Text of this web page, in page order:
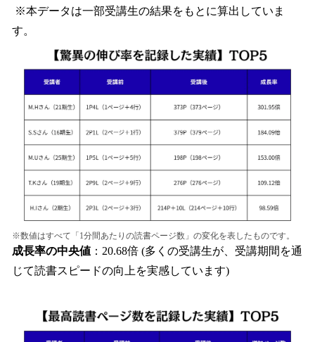
※本データは一部受講生の結果をもとに算出していま
す。
※数値はすべて「1分間あたりの読書ページ数」の変化を表したものです。
成長率の中央値 ：20.68倍 (多くの受講生が、受講期間を通
じて読書スピードの向上を実感しています)